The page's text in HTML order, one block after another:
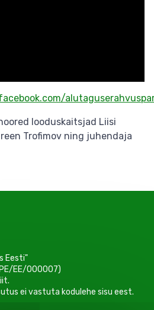
looduskaitsjad Liisi
Trofimov ning juhendaja
Eesti"
EE/000007)
ei vastuta kodulehe sisu eest.